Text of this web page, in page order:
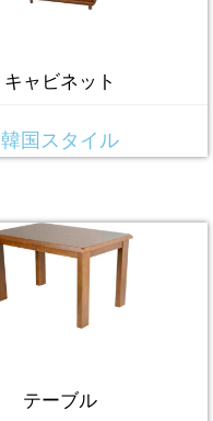
キャビネット
韓国スタイル
テーブル